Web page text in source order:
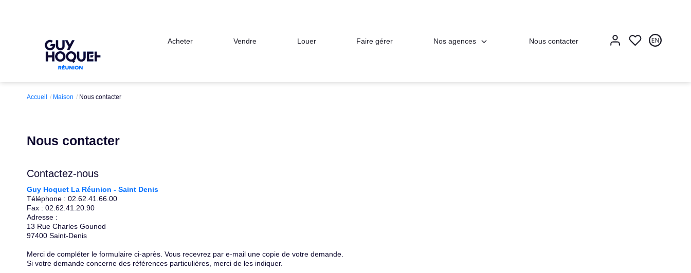
Acheter Vendre Louer Faire gérer Nos agences Nous contacter
Accueil Maison Nous contacter
Nous contacter
Contactez-nous
Guy Hoquet La Réunion - Saint Denis
Téléphone : 02.62.41.66.00
Fax : 02.62.41.20.90
Adresse :
13 Rue Charles Gounod
97400 Saint-Denis
Merci de compléter le formulaire ci-après. Vous recevrez par e-mail une copie de votre demande.
Si votre demande concerne des références particulières, merci de les indiquer.